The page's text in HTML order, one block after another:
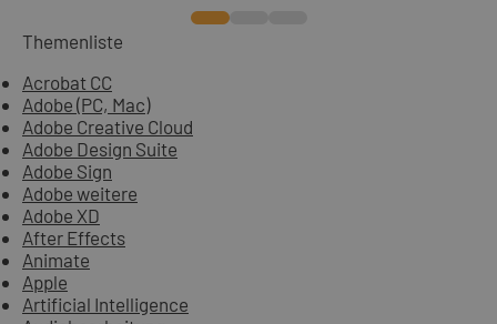
Themenliste
Acrobat CC
Adobe (PC, Mac)
Adobe Creative Cloud
Adobe Design Suite
Adobe Sign
Adobe weitere
Adobe XD
After Effects
Animate
Apple
Artificial Intelligence